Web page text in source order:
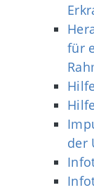
für
der